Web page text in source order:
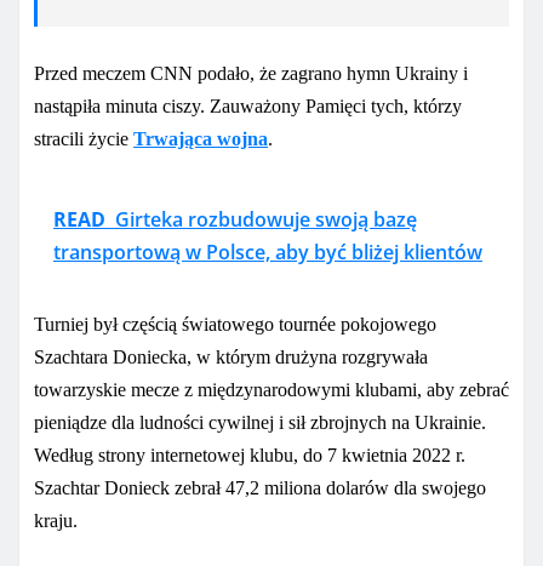
Przed meczem CNN podało, że zagrano hymn Ukrainy i
nastąpiła minuta ciszy. Zauważony Pamięci tych, którzy
stracili życie Trwająca wojna.
READ Girteka rozbudowuje swoją bazę
transportową w Polsce, aby być bliżej klientów
Turniej był częścią światowego tournée pokojowego
Szachtara Doniecka, w którym drużyna rozgrywała
towarzyskie mecze z międzynarodowymi klubami, aby zebrać
pieniądze dla ludności cywilnej i sił zbrojnych na Ukrainie.
Według strony internetowej klubu, do 7 kwietnia 2022 r.
Szachtar Donieck zebrał 47,2 miliona dolarów dla swojego
kraju.